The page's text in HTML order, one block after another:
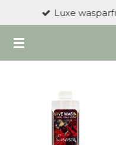
naar
de
Luxe